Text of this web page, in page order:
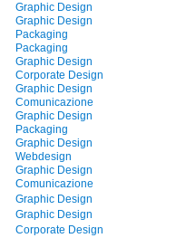
Graphic Design
Graphic Design
Packaging
Packaging
Graphic Design
Corporate Design
Graphic Design
Comunicazione
Graphic Design
Packaging
Graphic Design
Webdesign
Graphic Design
Comunicazione
Graphic Design
Graphic Design
Corporate Design